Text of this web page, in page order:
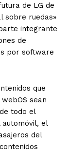
de LG de
sobre ruedas»
integrante
de
por software
que
sean
todo el
el
del